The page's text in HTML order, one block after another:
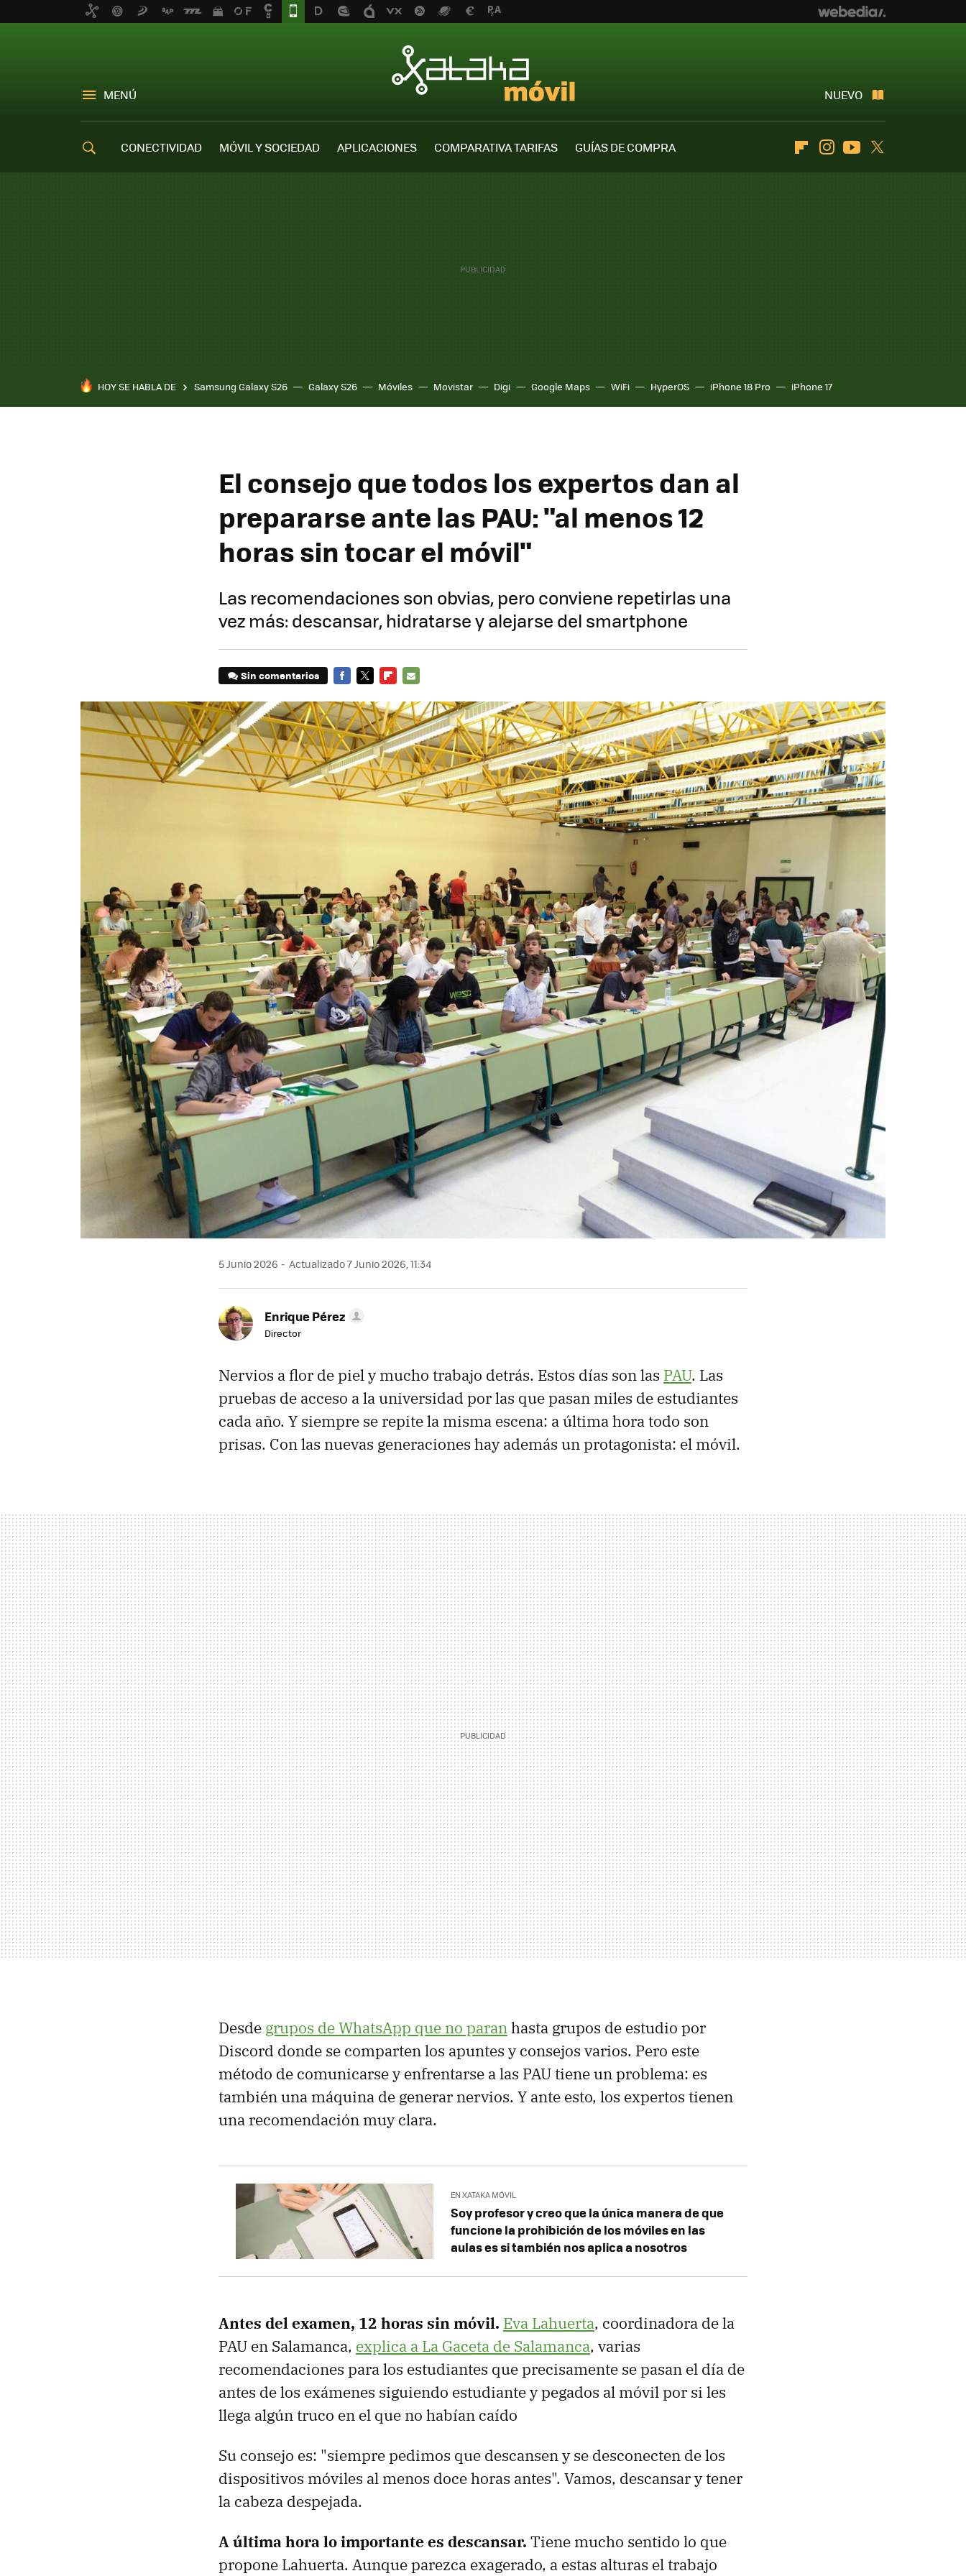
MENÚ NUEVO
CONECTIVIDAD MÓVIL Y SOCIEDAD APLICACIONES COMPARATIVA TARIFAS
GUÍAS DE COMPRA
FlipboardInstagramYoutube
HOY SE HABLA DE Samsung Galaxy S26 Galaxy S26 Móviles Movistar Digi Google Maps WiFi HyperOS iPhone 18 Pro iPhone 17
El consejo que todos los expertos dan al
prepararse ante las PAU: "al menos 12
horas sin tocar el móvil"
Las recomendaciones son obvias, pero conviene repetirlas una
vez más: descansar, hidratarse y alejarse del smartphone
Sin comentarios
MAIL
5 Junio 2026 Actualizado 7 Junio 2026, 11:34
Enrique Pérez
Director
Nervios a flor de piel y mucho trabajo detrás. Estos días son las PAU. Las
pruebas de acceso a la universidad por las que pasan miles de estudiantes
cada año. Y siempre se repite la misma escena: a última hora todo son
prisas. Con las nuevas generaciones hay además un protagonista: el móvil.
Desde grupos de WhatsApp que no paranhasta grupos de estudio por
Discord donde se comparten los apuntes y consejos varios. Pero este
método de comunicarse y enfrentarse a las PAU tiene un problema: es
también una máquina de generar nervios. Y ante esto, los expertos tienen
una recomendación muy clara.
EN XATAKA MÓVIL
Soy profesor y creo que la única manera de que
funcione la prohibición de los móviles en las
aulas es si también nos aplica a nosotros
Antes del examen, 12 horas sin móvil. Eva Lahuerta, coordinadora de la
PAU en Salamanca, explica a La Gaceta de Salamanca, varias
recomendaciones para los estudiantes que precisamente se pasan el día de
antes de los exámenes siguiendo estudiante y pegados al móvil por si les
llega algún truco en el que no habían caído
Su consejo es: "siempre pedimos que descansen y se desconecten de los
dispositivos móviles al menos doce horas antes". Vamos, descansar y tener
la cabeza despejada.
A última hora lo importante es descansar. Tiene mucho sentido lo que
propone Lahuerta. Aunque parezca exagerado, a estas alturas el trabajo